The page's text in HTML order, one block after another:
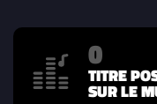
0
TITRE
SUR LE